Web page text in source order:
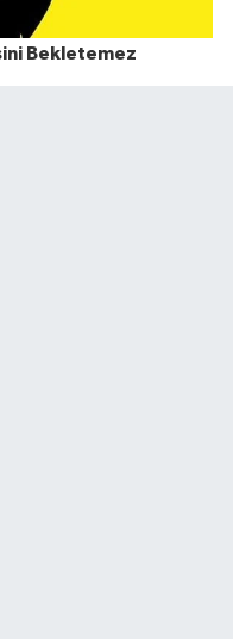
Bekletemez